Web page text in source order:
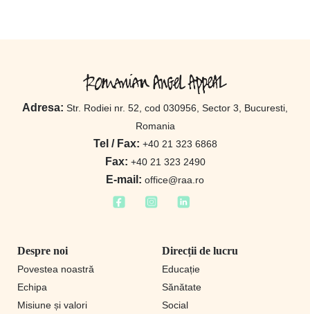
Adresa: Str. Rodiei nr. 52, cod 030956, Sector 3, Bucuresti,
Romania
Tel / Fax: +40 21 323 6868
Fax: +40 21 323 2490
E-mail: office@raa.ro
Despre noi
Povestea noastră
Echipa
Misiune și valori
Direcții de lucru
Educație
Sănătate
Social